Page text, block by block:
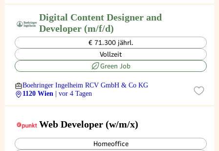
Digital Content Designer and
Developer (m/f/d)
€ 71.300 jährl.
Vollzeit
Green Job
Boehringer Ingelheim RCV GmbH & Co KG
1120 Wien
| vor 4 Tagen
Web Developer (w/m/x)
Homeoffice